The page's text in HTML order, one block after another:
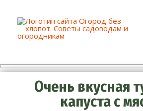
садоводам и
Очень вкусная
капуста с